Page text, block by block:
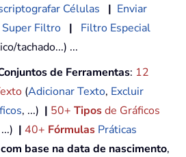
Células | Enviar
Super Filtro |
Filtro Especial
tachado...) ...
de Ferramentas: 12
(Adicionar Texto, Excluir
, ...) | 50+ Tiposde Gráficos
| 40+ Fórmulas Práticas
base na data de nascimento,